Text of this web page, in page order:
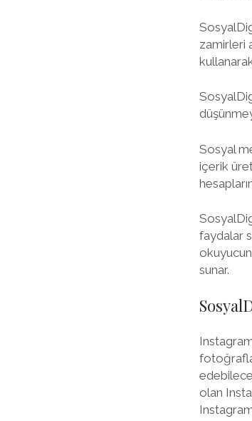
zamirleri
Sosyal
içerik
faydalar
sunar.
olan